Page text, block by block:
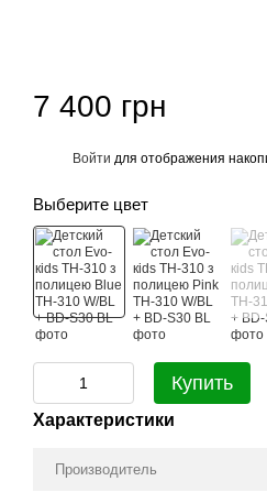
7 400 грн
Войти для отображения
Выберите цвет
Купить
Характеристики
Производитель